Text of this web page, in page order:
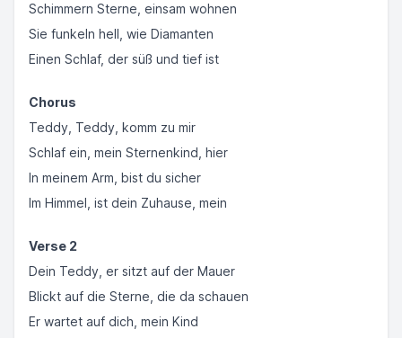
Schimmern Sterne, einsam wohnen
Sie funkeln hell, wie Diamanten
Einen Schlaf, der süß und tief ist
Chorus
Teddy, Teddy, komm zu mir
Schlaf ein, mein Sternenkind, hier
In meinem Arm, bist du sicher
Im Himmel, ist dein Zuhause, mein
Verse 2
Dein Teddy, er sitzt auf der Mauer
Blickt auf die Sterne, die da schauen
Er wartet auf dich, mein Kind